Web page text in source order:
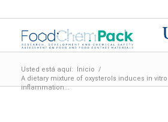
Usted está aquí: Inicio /
A dietary mixture of oxysterols induces in
inflammation...